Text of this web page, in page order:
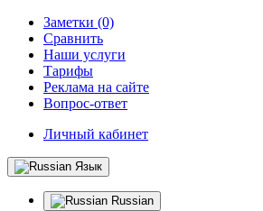
Заметки (0)
Сравнить
Наши услуги
Тарифы
Реклама на сайте
Вопрос-ответ
Личный кабинет
Язык
Russian